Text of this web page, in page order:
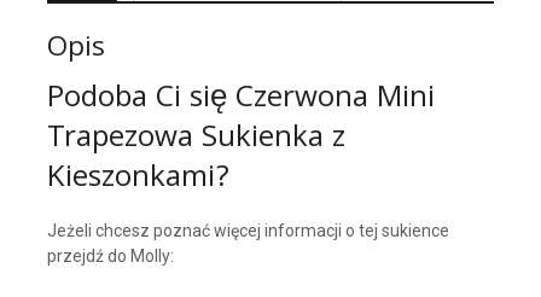
Opis
Podoba Ci się Czerwona Mini
Trapezowa Sukienka z
Kieszonkami?
Jeżeli chcesz poznać więcej informacji o tej sukience
przejdź do Molly: